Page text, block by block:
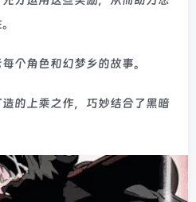
个角色和幻梦乡的故事。
的上乘之作，巧妙结合了黑暗